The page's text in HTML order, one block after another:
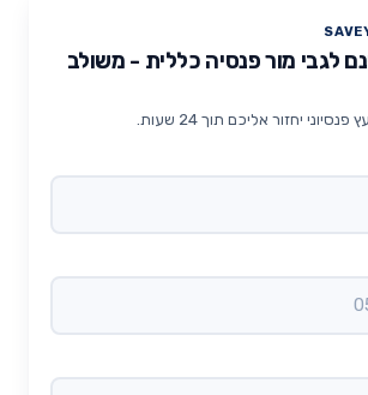
לגבי מור פנסיה כללית - משולב
יחזור אליכם תוך 24 שעות.